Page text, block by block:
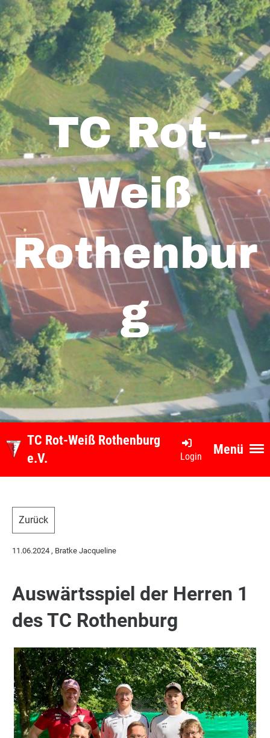
TC Rot-
Weiß
Rothenbur
g
Menü
Login
TC Rot-Weiß Rothenburg
e.V.
Zurück
11.06.2024 , Bratke Jacqueline
Auswärtsspiel der Herren 1
des TC Rothenburg